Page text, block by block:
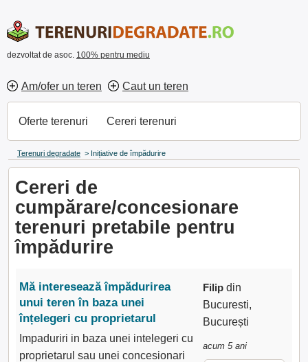
dezvoltat de asoc. 100% pentru mediu
Am/ofer un teren Caut un teren
Oferte terenuri Cereri terenuri
Terenuri degradate > Inițiative de împădurire
Cereri de
cumpărare/concesionare
terenuri pretabile pentru
împădurire
Mă interesează împădurirea
unui teren în baza unei
înțelegeri cu proprietarul
Impaduriri in baza unei intelegeri cu
proprietarul sau unei concesionari
Filipdin
Bucuresti,
București
acum 5 ani